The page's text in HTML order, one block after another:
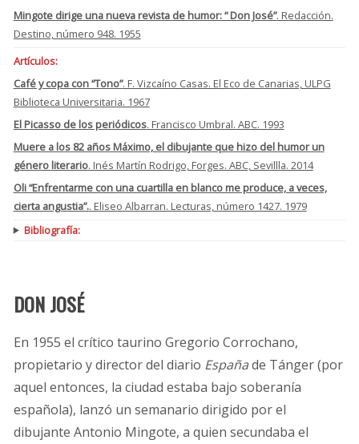
Mingote dirige una nueva revista de humor: “ Don José”. Redacción.
Destino, número 948. 1955
Artículos:
Café y copa con “Tono”. F. Vizcaíno Casas. El Eco de Canarias, ULPG
Biblioteca Universitaria. 1967
El Picasso de los periódicos. Francisco Umbral. ABC. 1993
Muere a los 82 años Máximo, el dibujante que hizo del humor un
género literario. Inés Martín Rodrigo, Forges. ABC, Sevillla. 2014
Oli “Enfrentarme con una cuartilla en blanco me produce, a veces,
cierta angustia”.. Eliseo Albarran. Lecturas, número 1427. 1979
Bibliografía:
DON JOSÉ
En 1955 el crítico taurino Gregorio Corrochano,
propietario y director del diario Españade Tánger (por
aquel entonces, la ciudad estaba bajo soberanía
española), lanzó un semanario dirigido por el
dibujante Antonio Mingote, a quien secundaba el